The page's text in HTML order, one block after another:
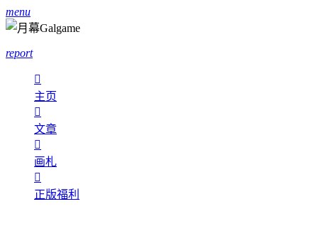
menu
report

主页

文章

画札

正版福利